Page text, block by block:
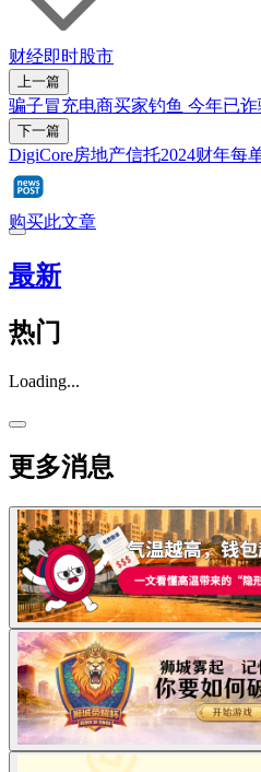
财经即时股市
上一篇
骗子冒充电商买家钓鱼 今年已诈
下一篇
DigiCore房地产信托2024财年
购买此文章
最新
热门
Loading...
更多消息